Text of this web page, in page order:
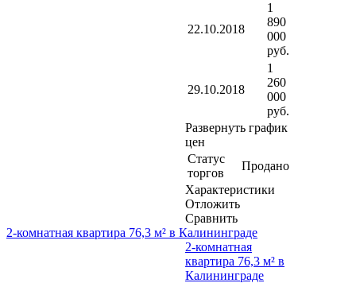
22.10.2018
1
890
000
руб.
29.10.2018
1
260
000
руб.
Развернуть график
цен
Статус
торгов
Продано
Характеристики
Отложить
Сравнить
2-комнатная квартира 76,3 м² в Калининграде
2-комнатная
квартира 76,3 м² в
Калининграде